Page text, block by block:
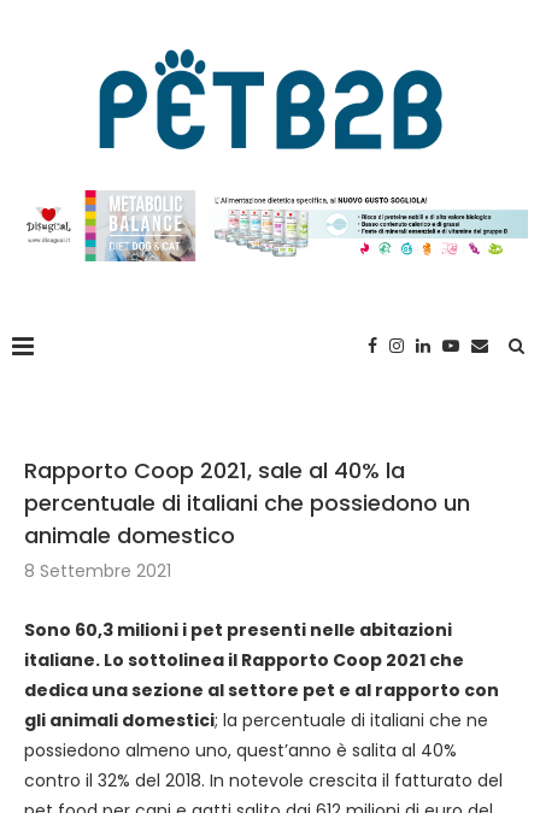
Rapporto Coop 2021, sale al 40% la
percentuale di italiani che possiedono un
animale domestico
8 Settembre 2021
Sono 60,3 milioni i pet presenti nelle abitazioni
italiane. Lo sottolinea il Rapporto Coop 2021 che
dedica una sezione al settore pet e al rapporto con
gli animali domestici; la percentuale di italiani che ne
possiedono almeno uno, quest’anno è salita al 40%
contro il 32% del 2018. In notevole crescita il fatturato del